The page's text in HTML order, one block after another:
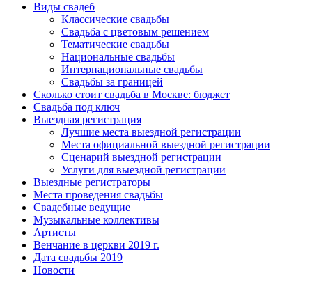
Виды свадеб
Классические свадьбы
Cвадьба с цветовым решением
Тематические свадьбы
Национальные свадьбы
Интернациональные свадьбы
Свадьбы за границей
Сколько стоит свадьба в Москве: бюджет
Свадьба под ключ
Выездная регистрация
Лучшие места выездной регистрации
Места официальной выездной регистрации
Сценарий выездной регистрации
Услуги для выездной регистрации
Выездные регистраторы
Места проведения свадьбы
Свадебные ведущие
Музыкальные коллективы
Артисты
Венчание в церкви 2019 г.
Дата свадьбы 2019
Новости